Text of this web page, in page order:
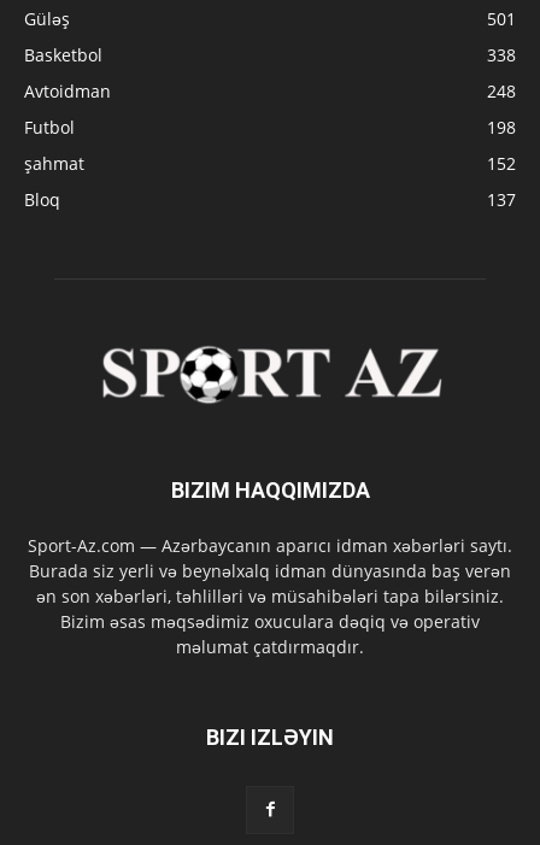
Güləş
501
Basketbol
338
Avtoidman
248
Futbol
198
şahmat
152
Bloq
137
BIZIM HAQQIMIZDA
Sport-Az.com — Azərbaycanın aparıcı idman xəbərləri saytı.
Burada siz yerli və beynəlxalq idman dünyasında baş verən
ən son xəbərləri, təhlilləri və müsahibələri tapa bilərsiniz.
Bizim əsas məqsədimiz oxuculara dəqiq və operativ
məlumat çatdırmaqdır.
BIZI IZLƏYIN